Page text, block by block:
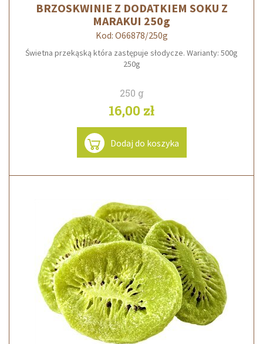
BRZOSKWINIE Z DODATKIEM SOKU Z
MARAKUI 250g
Kod: O66878/250g
Świetna przekąską która zastępuje słodycze. Warianty: 500g
250g
250 g
16,00 zł
Dodaj do koszyka